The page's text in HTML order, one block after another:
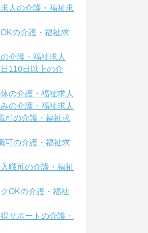
人の介護・福祉求
の介護・福祉求
介護・福祉求人
110日以上の介
の介護・福祉求人
の介護・福祉求人
可の介護・福祉求
可の介護・福祉求
職可の介護・福祉
OKの介護・福祉
サポートの介護・